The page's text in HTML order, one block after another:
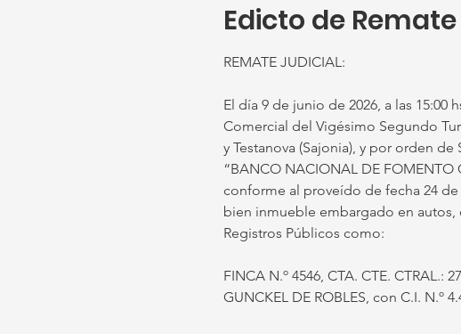
Edicto de Remate
REMATE JUDICIAL:
El día 9 de junio de 2026, a las 15:00
Comercial del Vigésimo Segundo
y Testanova (Sajonia), y por orden
“BANCO NACIONAL DE FOMENTO
conforme al proveído de fecha 24
bien inmueble embargado en
Registros Públicos como:
FINCA N.º 4546, CTA. CTE. CTRAL.:
GUNCKEL DE ROBLES, con C.I.